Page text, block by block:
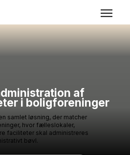
af
i boligforeninger
samlet løsning, der matcher
hvor fælleslokaler,
faciliteter skal administreres
bøvl.